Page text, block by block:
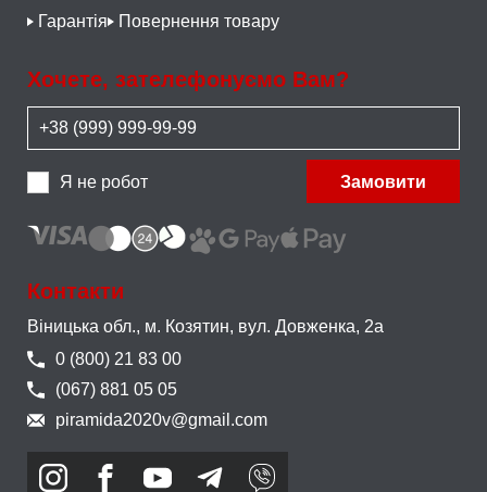
Гарантія
Повернення товару
Хочете, зателефонуємо Вам?
Я не робот Замовити
Контакти
Віницька обл., м. Козятин, вул. Довженка, 2а
0 (800) 21 83 00
(067) 881 05 05
piramida2020v@gmail.com